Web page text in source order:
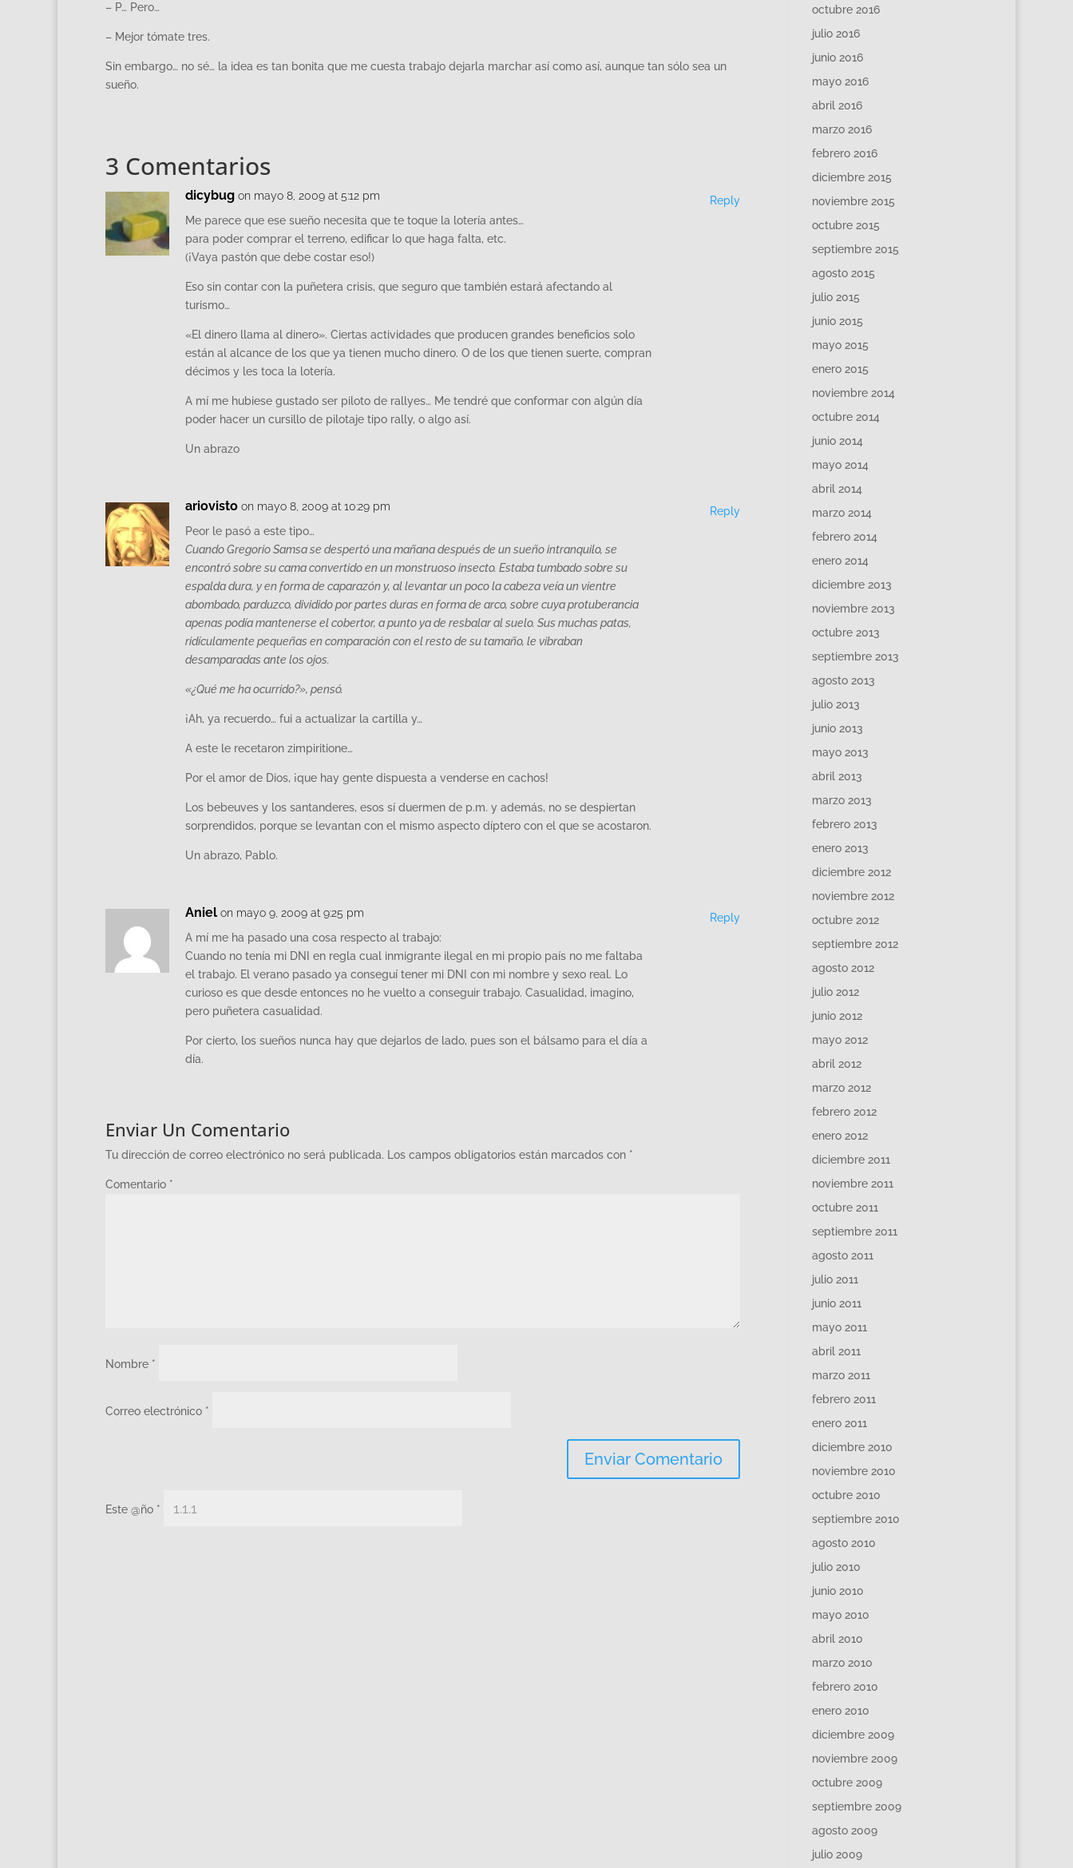
– P… Pero…
– Mejor tómate tres.
Sin embargo… no sé… la idea es tan bonita que me cuesta trabajo dejarla marchar así como así, aunque tan sólo sea un
sueño.
3 Comentarios
dicybug on mayo 8, 2009 at 5:12 pm
Me parece que ese sueño necesita que te toque la lotería antes…
para poder comprar el terreno, edificar lo que haga falta, etc.
(¡Vaya pastón que debe costar eso!)
Eso sin contar con la puñetera crisis, que seguro que también estará afectando al
turismo…
«El dinero llama al dinero». Ciertas actividades que producen grandes beneficios solo
están al alcance de los que ya tienen mucho dinero. O de los que tienen suerte, compran
décimos y les toca la lotería.
A mí me hubiese gustado ser piloto de rallyes… Me tendré que conformar con algún día
poder hacer un cursillo de pilotaje tipo rally, o algo así.
Un abrazo
Reply
ariovisto on mayo 8, 2009 at 10:29 pm
Peor le pasó a este tipo…
Cuando Gregorio Samsa se despertó una mañana después de un sueño intranquilo, se
encontró sobre su cama convertido en un monstruoso insecto. Estaba tumbado sobre su
espalda dura, y en forma de caparazón y, al levantar un poco la cabeza veía un vientre
abombado, parduzco, dividido por partes duras en forma de arco, sobre cuya protuberancia
apenas podía mantenerse el cobertor, a punto ya de resbalar al suelo. Sus muchas patas,
ridículamente pequeñas en comparación con el resto de su tamaño, le vibraban
desamparadas ante los ojos.
«¿Qué me ha ocurrido?», pensó.
¡Ah, ya recuerdo… fui a actualizar la cartilla y…
A este le recetaron zimpiritione…
Por el amor de Dios, ¡que hay gente dispuesta a venderse en cachos!
Los bebeuves y los santanderes, esos sí duermen de p.m. y además, no se despiertan
sorprendidos, porque se levantan con el mismo aspecto díptero con el que se acostaron.
Un abrazo, Pablo.
Reply
Aniel on mayo 9, 2009 at 9:25 pm
A mí me ha pasado una cosa respecto al trabajo:
Cuando no tenía mi DNI en regla cual inmigrante ilegal en mi propio país no me faltaba
el trabajo. El verano pasado ya conseguí tener mi DNI con mi nombre y sexo real. Lo
curioso es que desde entonces no he vuelto a conseguir trabajo. Casualidad, imagino,
pero puñetera casualidad.
Por cierto, los sueños nunca hay que dejarlos de lado, pues son el bálsamo para el día a
día.
Reply
Enviar Un Comentario
Tu dirección de correo electrónico no será publicada. Los campos obligatorios están marcados con *
Comentario *
Nombre *
Correo electrónico *
Este @ño *
octubre 2016
julio 2016
junio 2016
mayo 2016
abril 2016
marzo 2016
febrero 2016
diciembre 2015
noviembre 2015
octubre 2015
septiembre 2015
agosto 2015
julio 2015
junio 2015
mayo 2015
enero 2015
noviembre 2014
octubre 2014
junio 2014
mayo 2014
abril 2014
marzo 2014
febrero 2014
enero 2014
diciembre 2013
noviembre 2013
octubre 2013
septiembre 2013
agosto 2013
julio 2013
junio 2013
mayo 2013
abril 2013
marzo 2013
febrero 2013
enero 2013
diciembre 2012
noviembre 2012
octubre 2012
septiembre 2012
agosto 2012
julio 2012
junio 2012
mayo 2012
abril 2012
marzo 2012
febrero 2012
enero 2012
diciembre 2011
noviembre 2011
octubre 2011
septiembre 2011
agosto 2011
julio 2011
junio 2011
mayo 2011
abril 2011
marzo 2011
febrero 2011
enero 2011
diciembre 2010
noviembre 2010
octubre 2010
septiembre 2010
agosto 2010
julio 2010
junio 2010
mayo 2010
abril 2010
marzo 2010
febrero 2010
enero 2010
diciembre 2009
noviembre 2009
octubre 2009
septiembre 2009
agosto 2009
julio 2009